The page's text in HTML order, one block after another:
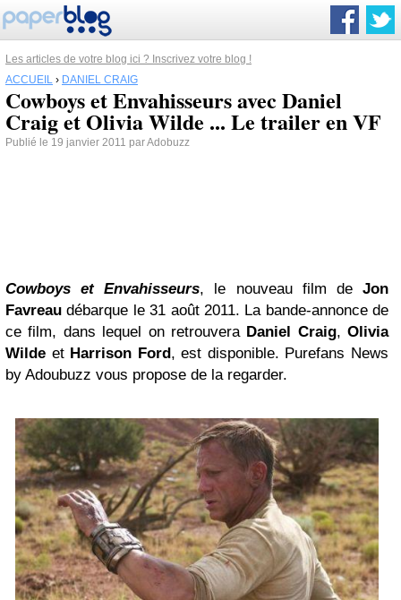
Les articles de votre blog ici ? Inscrivez votre blog !
ACCUEIL › DANIEL CRAIG
Cowboys et Envahisseurs avec Daniel
Craig et Olivia Wilde ... Le trailer en VF
Publié le 19 janvier 2011 par Adobuzz
Cowboys et Envahisseurs, le nouveau film deJon
Favreau débarque le 31 août 2011. La bande-annonce de
ce film, dans lequel on retrouvera Daniel Craig, Olivia
Wilde et Harrison Ford, est disponible. Purefans News
by Adoubuzz vous propose de la regarder.